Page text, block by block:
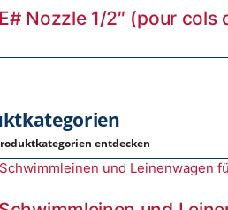
E# Nozzle 1/2″ (pour cols
entdecken